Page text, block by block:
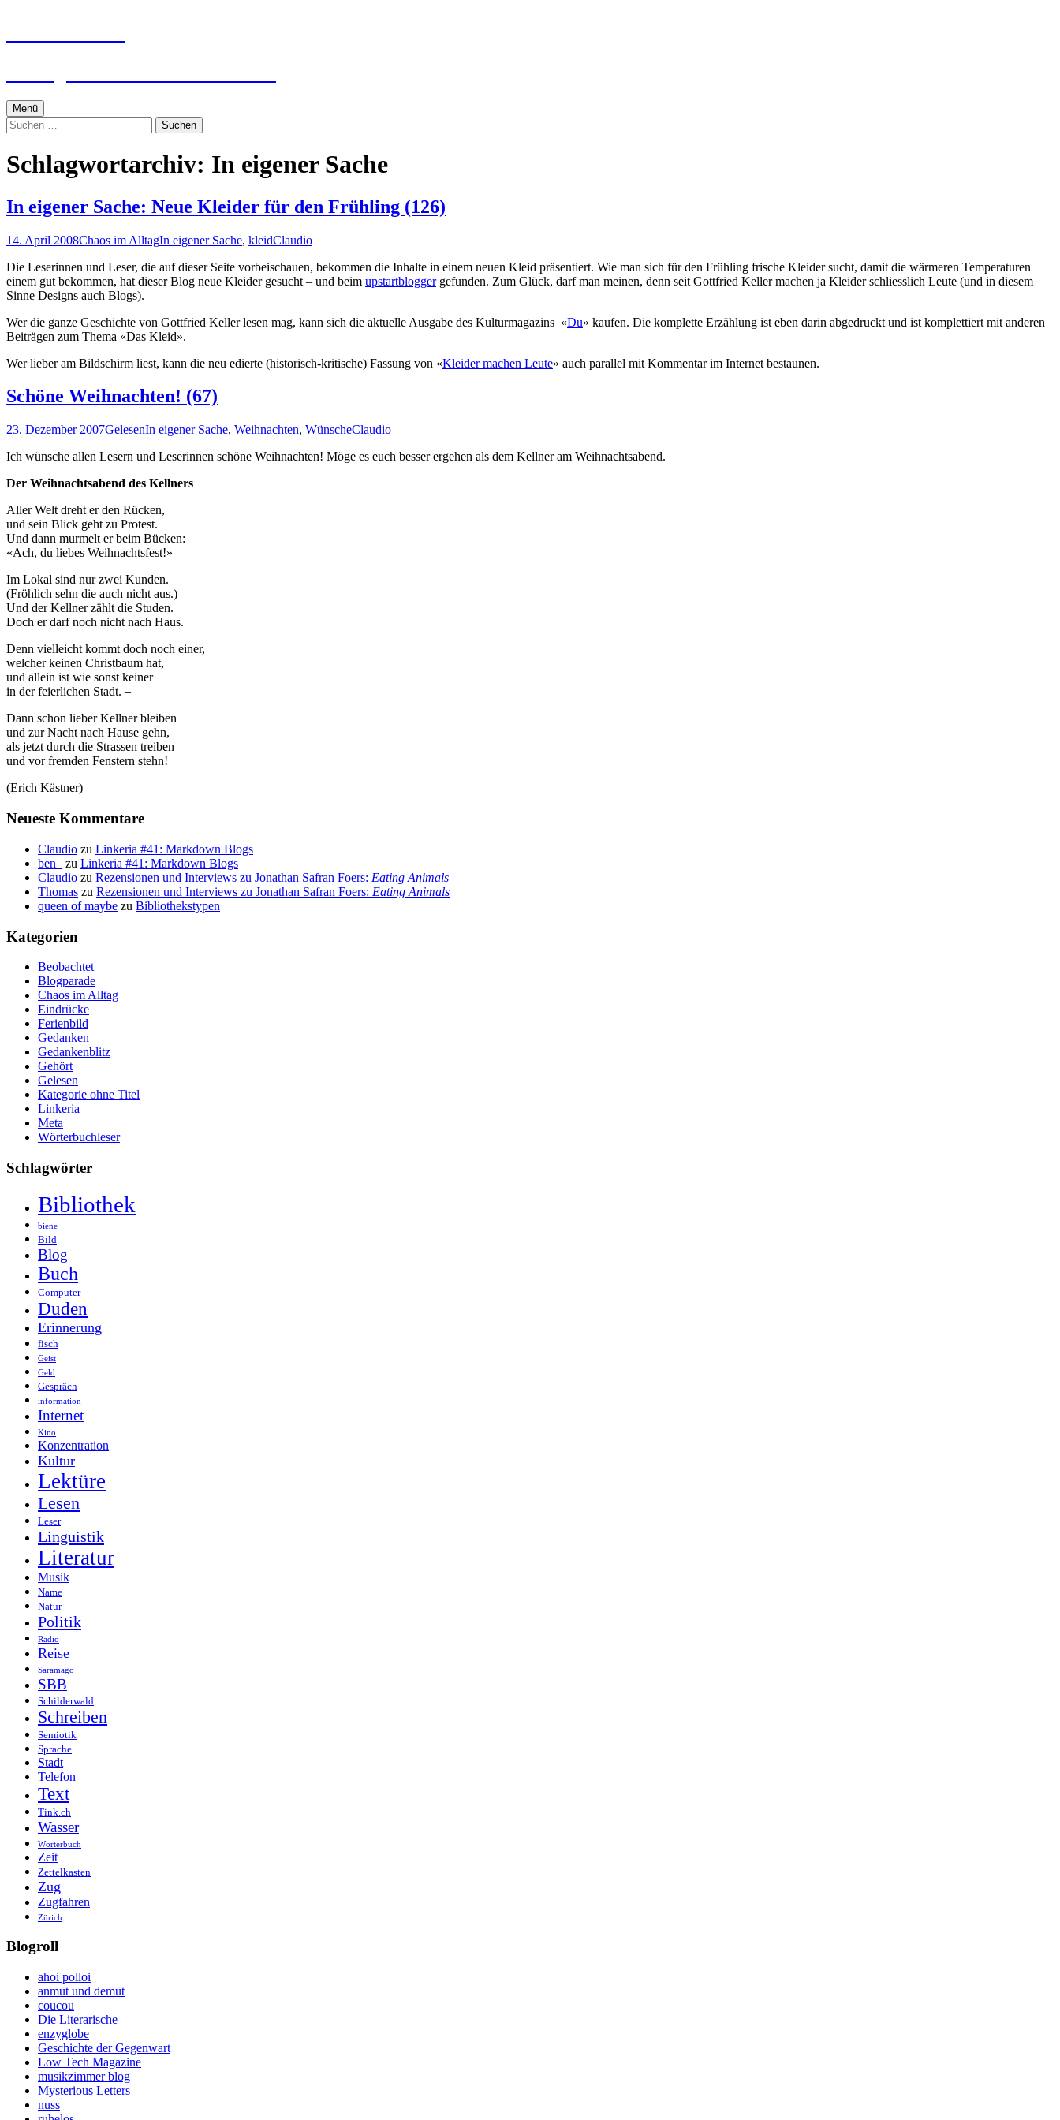
Menü
Suchen
nach:
Schlagwortarchiv: In eigener Sache
In eigener Sache: Neue Kleider für den Frühling (126)
14. April 2008Chaos im AlltagIn eigener Sache, kleidClaudio
Die Leserinnen und Leser, die auf dieser Seite vorbeischauen, bekommen die Inhalte in einem neuen Kleid präsentiert. Wie man sich für den Frühling frische Kleider sucht, damit die wärmeren Temperaturen
einem gut bekommen, hat dieser Blog neue Kleider gesucht – und beim upstartbloggergefunden. Zum Glück, darf man meinen, denn seit Gottfried Keller machen ja Kleider schliesslich Leute (und in diesem
Sinne Designs auch Blogs).
Wer die ganze Geschichte von Gottfried Keller lesen mag, kann sich die aktuelle Ausgabe des Kulturmagazins «Du» kaufen. Die komplette Erzählung ist eben darin abgedruckt und ist komplettiert mit anderen
Beiträgen zum Thema «Das Kleid».
Wer lieber am Bildschirm liest, kann die neu edierte (historisch-kritische) Fassung von «Kleider machen Leute» auch parallel mit Kommentar im Internet bestaunen.
Schöne Weihnachten! (67)
23. Dezember 2007GelesenIn eigener Sache, Weihnachten, WünscheClaudio
Ich wünsche allen Lesern und Leserinnen schöne Weihnachten! Möge es euch besser ergehen als dem Kellner am Weihnachtsabend.
Der Weihnachtsabend des Kellners
Aller Welt dreht er den Rücken,
und sein Blick geht zu Protest.
Und dann murmelt er beim Bücken:
«Ach, du liebes Weihnachtsfest!»
Im Lokal sind nur zwei Kunden.
(Fröhlich sehn die auch nicht aus.)
Und der Kellner zählt die Studen.
Doch er darf noch nicht nach Haus.
Denn vielleicht kommt doch noch einer,
welcher keinen Christbaum hat,
und allein ist wie sonst keiner
in der feierlichen Stadt. –
Dann schon lieber Kellner bleiben
und zur Nacht nach Hause gehn,
als jetzt durch die Strassen treiben
und vor fremden Fenstern stehn!
(Erich Kästner)
Neueste Kommentare
Claudio zu Linkeria #41: Markdown Blogs
ben_
zu Linkeria #41: Markdown Blogs
Claudio zu Rezensionen und Interviews zu Jonathan Safran Foers: Eating Animals
Thomas zu Rezensionen und Interviews zu Jonathan Safran Foers: Eating Animals
queen of maybe zu Bibliothekstypen
Kategorien
Beobachtet
Blogparade
Chaos im Alltag
Eindrücke
Ferienbild
Gedanken
Gedankenblitz
Gehört
Gelesen
Kategorie ohne Titel
Linkeria
Meta
Wörterbuchleser
Schlagwörter
Bibliothek
biene
Bild
Blog
Buch
Computer
Duden
Erinnerung
fisch
Geist
Geld
Gespräch
information
Internet
Kino
Konzentration
Kultur
Lektüre
Lesen
Leser
Linguistik
Literatur
Musik
Name
Natur
Politik
Radio
Reise
Saramago
SBB
Schilderwald
Schreiben
Semiotik
Sprache
Stadt
Telefon
Text
Tink.ch
Wasser
Wörterbuch
Zeit
Zettelkasten
Zug
Zugfahren
Zürich
Blogroll
ahoi polloi
anmut und demut
coucou
Die Literarische
enzyglobe
Geschichte der Gegenwart
Low Tech Magazine
musikzimmer blog
Mysterious Letters
nuss